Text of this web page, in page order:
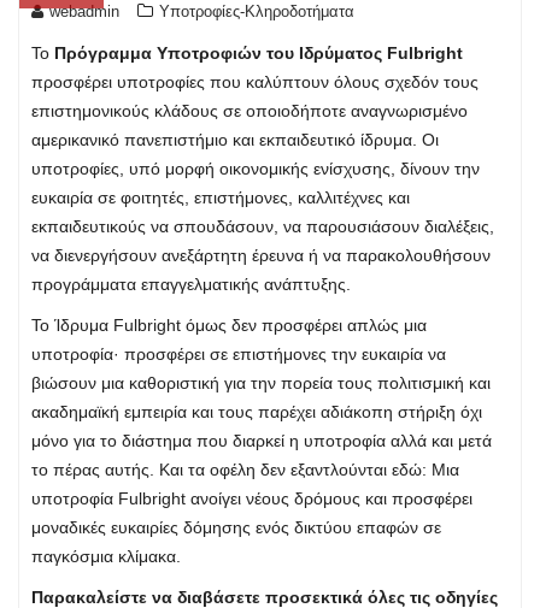
webadmin Υποτροφίες-Κληροδοτήματα
Το Πρόγραμμα Υποτροφιών του Ιδρύματος Fulbright
προσφέρει υποτροφίες που καλύπτουν όλους σχεδόν τους
επιστημονικούς κλάδους σε οποιοδήποτε αναγνωρισμένο
αμερικανικό πανεπιστήμιο και εκπαιδευτικό ίδρυμα. Οι
υποτροφίες, υπό μορφή οικονομικής ενίσχυσης, δίνουν την
ευκαιρία σε φοιτητές, επιστήμονες, καλλιτέχνες και
εκπαιδευτικούς να σπουδάσουν, να παρουσιάσουν διαλέξεις,
να διενεργήσουν ανεξάρτητη έρευνα ή να παρακολουθήσουν
προγράμματα επαγγελματικής ανάπτυξης.
Το Ίδρυμα Fulbright όμως δεν προσφέρει απλώς μια
υποτροφία· προσφέρει σε επιστήμονες την ευκαιρία να
βιώσουν μια καθοριστική για την πορεία τους πολιτισμική και
ακαδημαϊκή εμπειρία και τους παρέχει αδιάκοπη στήριξη όχι
μόνο για το διάστημα που διαρκεί η υποτροφία αλλά και μετά
το πέρας αυτής. Και τα οφέλη δεν εξαντλούνται εδώ: Μια
υποτροφία Fulbright ανοίγει νέους δρόμους και προσφέρει
μοναδικές ευκαιρίες δόμησης ενός δικτύου επαφών σε
παγκόσμια κλίμακα.
Παρακαλείστε να διαβάσετε προσεκτικά όλες τις οδηγίες